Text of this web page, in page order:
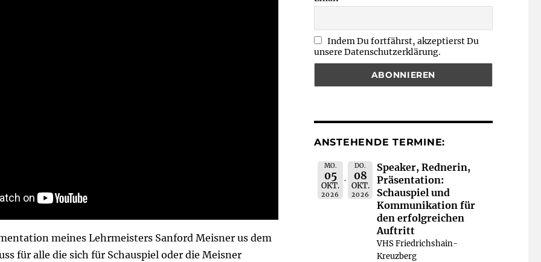
meines Lehrmeisters Sanford Meisner us dem
für alle die sich für Schauspiel oder die Meisner
Indem Du fortfährst, akzeptierst Du
unsere Datenschutzerklärung.
ANSTEHENDE TERMINE:
MO.
05
OKT.
2026
DO.
08
OKT.
2026
Speaker, Rednerin,
Präsentation:
Schauspiel und
Kommunikation für
den erfolgreichen
Auftritt
VHS Friedrichshain-
Kreuzberg